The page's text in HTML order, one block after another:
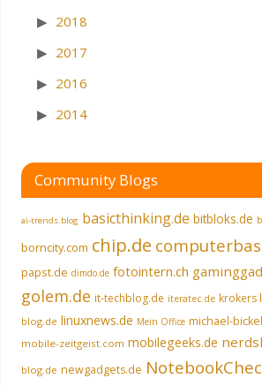
2018
2017
2016
2014
Community Blogs
ai-trends.blog basicthinking.de bitbloks.de
borncity.com chip.de
papst.de dimdo.de fotointern.ch
golem.de it-techblog.de iteratec.de krokers
blog.de linuxnews.de Mein Office michael-
mobile-zeitgeist.com mobilegeeks.de
blog.de newgadgets.de